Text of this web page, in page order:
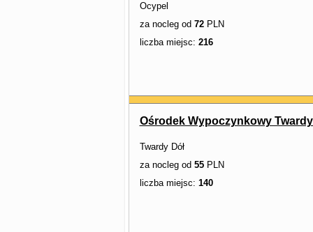
Ocypel
za nocleg od 72PLN
liczba miejsc: 216
Ośrodek Wypoczynkowy Twardy
Twardy Dół
za nocleg od 55PLN
liczba miejsc: 140